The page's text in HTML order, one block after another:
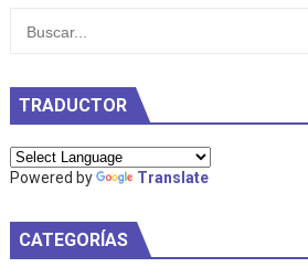
TRADUCTOR
Powered by Translate
CATEGORÍAS